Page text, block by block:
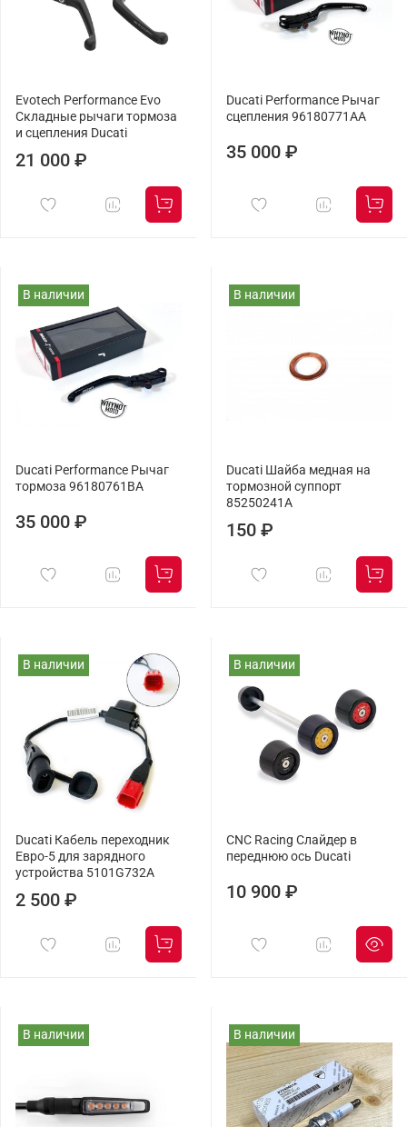
Evotech Performance Evo
Складные рычаги тормоза
и сцепления Ducati
21 000 ₽
Ducati Performance Рычаг
сцепления 96180771AA
35 000 ₽
В наличии
Ducati Performance Рычаг
тормоза 96180761BA
35 000 ₽
В наличии
Ducati Шайба медная на
тормозной суппорт
85250241A
150 ₽
В наличии
Ducati Кабель переходник
Евро-5 для зарядного
устройства 5101G732A
2 500 ₽
В наличии
CNC Racing Слайдер в
переднюю ось Ducati
10 900 ₽
В наличии В наличии